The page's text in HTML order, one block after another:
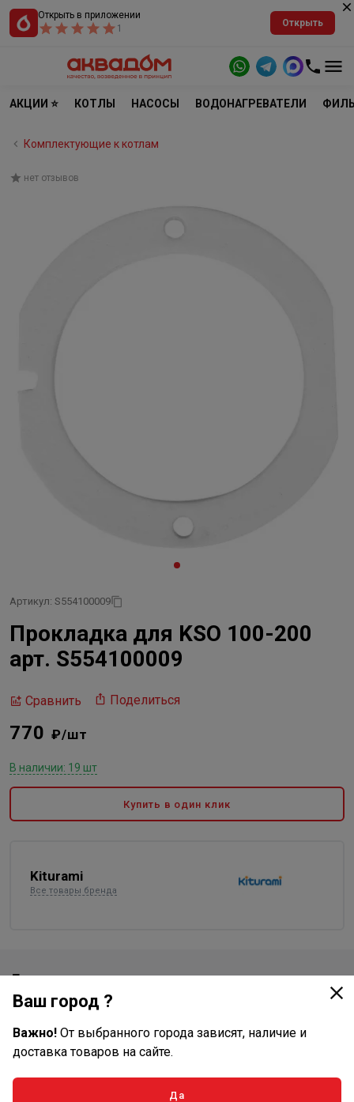
Открыть в приложении
1
Открыть
АКЦИИ ⭐ КОТЛЫ НАСОСЫ ВОДОНАГРЕВАТЕЛИ
Комплектующие к котлам
нет отзывов
Артикул: S554100009
Прокладка для KSO 100-200
арт. S554100009
Сравнить Поделиться
770 ₽/шт
В наличии: 19 шт
Купить в один клик
Kiturami
Все товары бренда
Доставка
Стоимость и способы доставки будут доступны при
оформлении заказа.
Характеристики
Ваш город ?
Важно! От выбранного города зависят, наличие и
доставка товаров на сайте.
Да